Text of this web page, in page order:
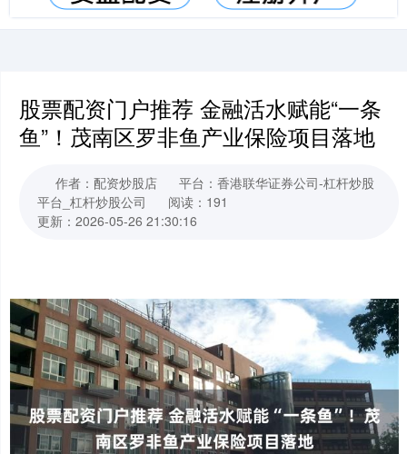
股票配资门户推荐 金融活水赋能“一条
鱼”！茂南区罗非鱼产业保险项目落地
作者：配资炒股店
平台：香港联华证券公司-杠杆炒股
平台_杠杆炒股公司
阅读：191
更新：2026-05-26 21:30:16